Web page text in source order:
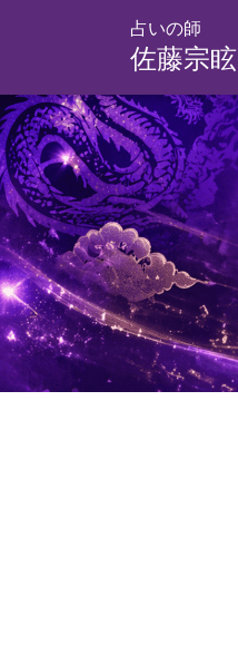
占いの師
佐藤宗眩
鑑定メニュー
無料占い
占い教室
SNS
イベント予定